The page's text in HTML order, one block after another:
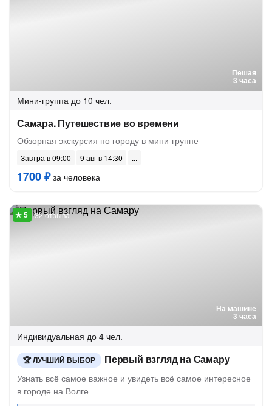
Пешая
3 часа
Мини-группа до 10 чел.
Самара. Путешествие во времени
Обзорная экскурсия по городу в мини-группе
Завтра в 09:00 9 авг в 14:30
1700 ₽за человека
На машине
3 часа
32 отзыва
Индивидуальная до 4 чел.
ЛУЧШИЙ ВЫБОР Первый взгляд на Самару
Узнать всё самое важное и увидеть всё самое интересное
в городе на Волге